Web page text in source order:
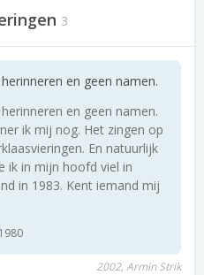
3
en geen namen.
en geen namen.
ik mij nog. Het zingen op
En natuurlijk
ik in mijn hoofd viel in
in 1983. Kent iemand mij
2002, Armin Strik